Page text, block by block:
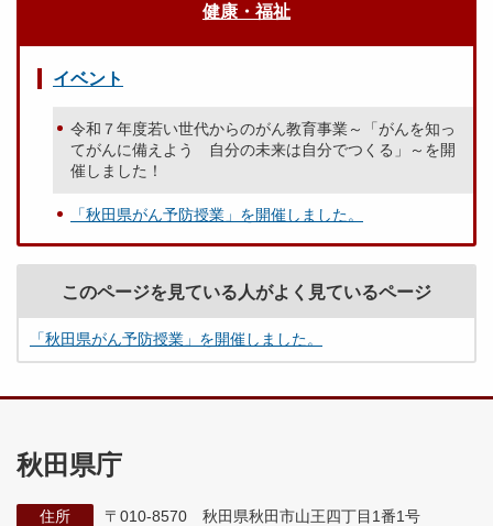
健康・福祉
イベント
令和７年度若い世代からのがん教育事業～「がんを知っ
てがんに備えよう 自分の未来は自分でつくる」～を開
催しました！
「秋田県がん予防授業」を開催しました。
このページを見ている人がよく見ているページ
「秋田県がん予防授業」を開催しました。
秋田県庁
住所
〒010-8570 秋田県秋田市山王四丁目1番1号